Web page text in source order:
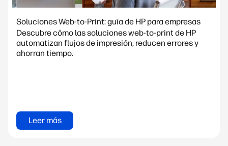
Soluciones Web-to-Print: guía de HP para empresas
Descubre cómo las soluciones web-to-print de HP
automatizan flujos de impresión, reducen errores y
ahorran tiempo.
Leer más